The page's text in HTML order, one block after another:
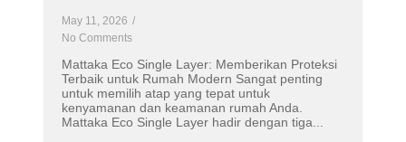
May 11, 2026 /
No Comments
Mattaka Eco Single Layer: Memberikan Proteksi
Terbaik untuk Rumah Modern Sangat penting
untuk memilih atap yang tepat untuk
kenyamanan dan keamanan rumah Anda.
Mattaka Eco Single Layer hadir dengan tiga...